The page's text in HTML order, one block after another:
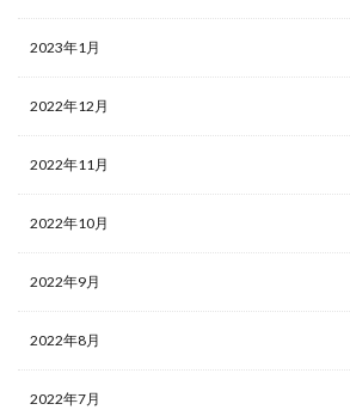
2023年1月
2022年12月
2022年11月
2022年10月
2022年9月
2022年8月
2022年7月